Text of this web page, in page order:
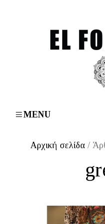
MENU
Αρχική σελίδα/